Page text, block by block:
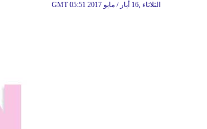
GMT 05:51 2017 الثلاثاء ,16 أيار / مايو